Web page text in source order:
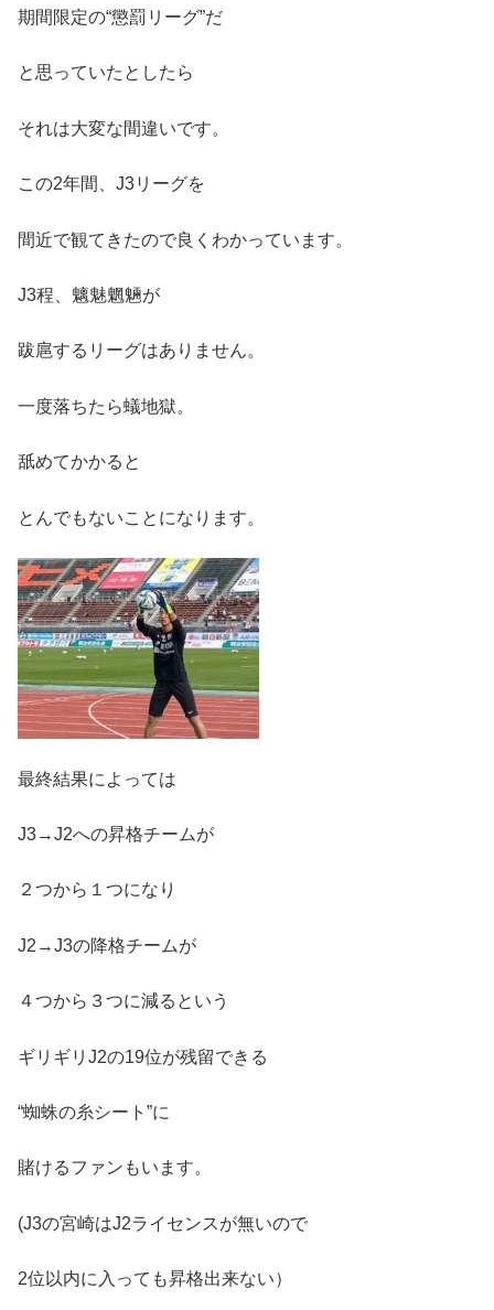
期間限定の“懲罰リーグ”だ
と思っていたとしたら
それは大変な間違いです。
この2年間、J3リーグを
間近で観てきたので良くわかっています。
J3程、魑魅魍魎が
跋扈するリーグはありません。
一度落ちたら蟻地獄。
舐めてかかると
とんでもないことになります。
最終結果によっては
J3→J2への昇格チームが
２つから１つになり
J2→J3の降格チームが
４つから３つに減るという
ギリギリJ2の19位が残留できる
“蜘蛛の糸シート”に
賭けるファンもいます。
(J3の宮崎はJ2ライセンスが無いので
2位以内に入っても昇格出来ない）